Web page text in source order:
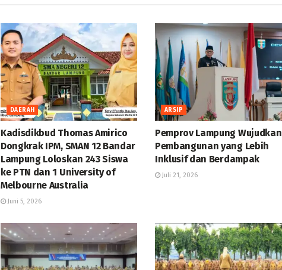
DAERAH
Kadisdikbud Thomas Amirico
Dongkrak IPM, SMAN 12 Bandar
Lampung Loloskan 243 Siswa
ke PTN dan 1 University of
Melbourne Australia
Juni 5, 2026
ARSIP
Pemprov Lampung Wujudkan
Pembangunan yang Lebih
Inklusif dan Berdampak
Juli 21, 2026